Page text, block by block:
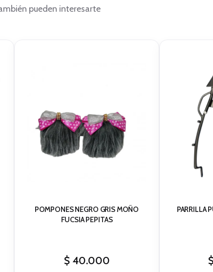
pueden interesarte
POMPONES NEGRO GRIS MOÑO
FUCSIA PEPITAS
$40.000
PARRILLA